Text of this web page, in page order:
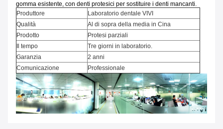
gomma esistente, con denti protesici per sostituire i denti mancanti.
Produttore
Laboratorio dentale VIVI
Qualità
Al di sopra della media in Cina
Prodotto
Protesi parziali
Il tempo
Tre giorni in laboratorio.
Garanzia
2 anni
Comunicazione
Professionale